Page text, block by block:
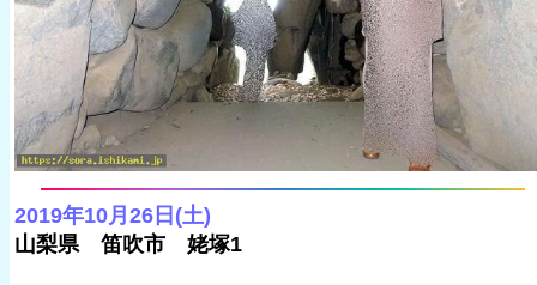
2019年10月26日(土)
山梨県 笛吹市 姥塚1